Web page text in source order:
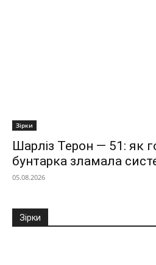
Зірки
Шарліз Терон — 51: як
бунтарка зламала
05.08.2026
Зірки